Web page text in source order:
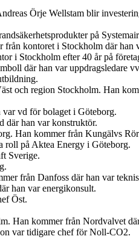
Örje Wellstam blir
på
kontoret i Stockholm där han
i Stockholm efter 40 år på
där han var uppdragsledare
och region Stockholm. Han
vd för bolaget i Göteborg.
där han var konstruktör.
Han kommer från Kungälvs
roll på Aktea Energy i Göteborg.
Sverige.
från Danfoss där han var
han var energikonsult.
Öst.
Han kommer från Nordvalvet
var tidigare chef för Noll-CO2.